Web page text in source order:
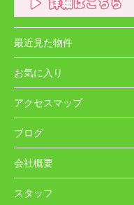
最近見た物件
お気に入り
アクセスマップ
ブログ
会社概要
スタッフ